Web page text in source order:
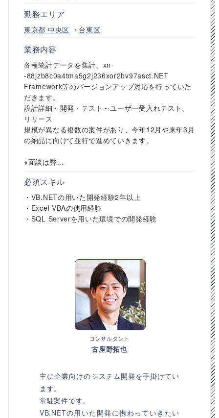
勤務エリア
東京都 中央区 ・ 台東区
業務内容
各種統計データを集計、xn-
-88jzb8c0a4tma5g2j236xor2bv97asct.NET
Framework等のバージョンアップ対応を行っていた
だきます。
設計詳細～開発・テスト～ユーザー受入れテスト、
リリース
規模が異なる複数の案件があり、今年12月や来年3月
の納品に向けて並行で進めていきます。
※面談は弊...
必須スキル
・VB.NETの用いた開発経験2年以上
・Excel VBAの使用経験
・SQL Serverを用いた環境での開発経験
コンサルタント
古座野拓也
主に企業向けのシステム開発を⼿掛けてい
ます。
常駐案件です。
VB.NETの用いた開発に携わっていきたい